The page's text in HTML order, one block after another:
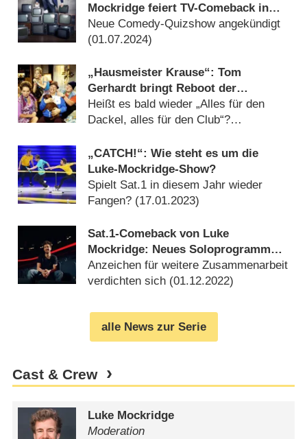
Mockridge feiert TV-Comeback in
Sat.1
Neue Comedy-Quizshow angekündigt
(01.07.2024)
„Hausmeister Krause“: Tom
Gerhardt bringt Reboot der
Comedyserie ins Gespräch
Heißt es bald wieder „Alles für den
Dackel, alles für den Club“?
„CATCH!“: Wie steht es um die
Luke-Mockridge-Show?
Spielt Sat.1 in diesem Jahr wieder
Fangen? (17.01.2023)
Sat.1-Comeback von Luke
Mockridge: Neues Soloprogramm
wird kurzfristig gezeigt
Anzeichen für weitere Zusammenarbeit
verdichten sich (01.12.2022)
alle News zur Serie
Cast & Crew
Luke Mockridge
Moderation